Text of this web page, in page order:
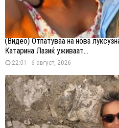
(Видео) Отпатуваа на нова
Катарина Лазиќ уживаат...
22:01 - 6 август, 2026